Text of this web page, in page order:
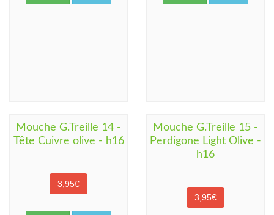
Mouche G.Treille 14 -
Tête Cuivre olive - h16
3,95€
Mouche G.Treille 15 -
Perdigone Light Olive -
h16
3,95€